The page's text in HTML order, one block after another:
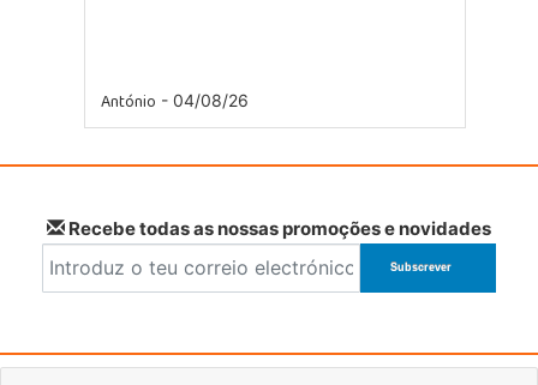
António - 04/08/26
Recebe todas as nossas promoções e novidades